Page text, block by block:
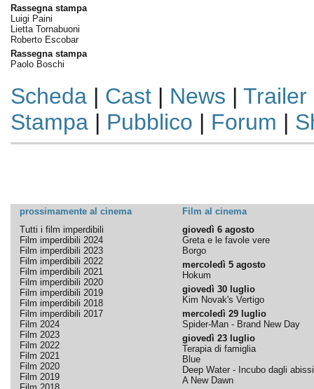
Rassegna stampa
Luigi Paini
Lietta Tornabuoni
Roberto Escobar
Rassegna stampa
Paolo Boschi
Scheda| Cast| News | Trailer
Stampa| Pubblico | Forum |
prossimamente al cinema
Film al cinema
Tutti i film imperdibili
Film imperdibili 2024
Film imperdibili 2023
Film imperdibili 2022
Film imperdibili 2021
Film imperdibili 2020
Film imperdibili 2019
Film imperdibili 2018
Film imperdibili 2017
Film 2024
Film 2023
Film 2022
Film 2021
Film 2020
Film 2019
giovedì 6 agosto
Greta e le favole vere
Borgo
mercoledì 5 agosto
Hokum
giovedì 30 luglio
Kim Novak's Vertigo
mercoledì 29 luglio
Spider-Man - Brand New Day
giovedì 23 luglio
Terapia di famiglia
Blue
Deep Water - Incubo dagli abissi
A New Dawn